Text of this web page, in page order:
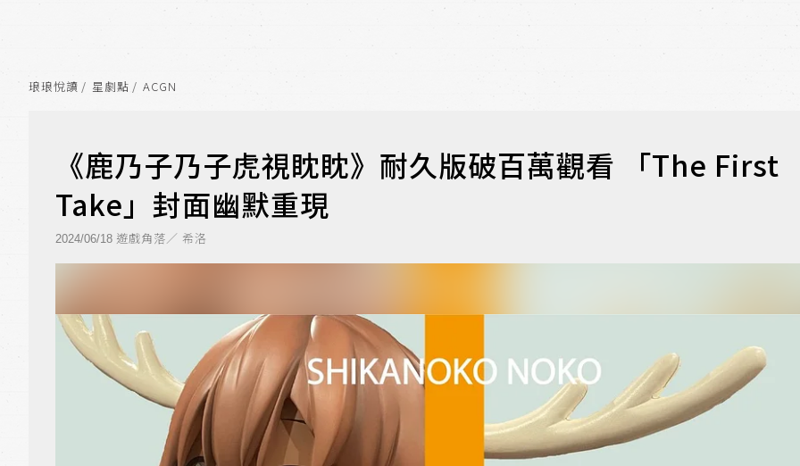
琅琅悅讀 星劇點 ACGN
《鹿乃子乃子虎視眈眈》耐久版破百萬觀看 「The First
Take」封面幽默重現
2024/06/18 遊戲角落／ 希洛